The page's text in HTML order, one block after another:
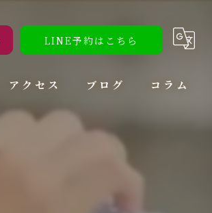
LINE予約はこちら
アクセス ブログ コラム